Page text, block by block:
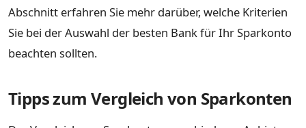
Abschnitt erfahren Sie mehr darüber, welche Kriterien
Sie bei der Auswahl der besten Bank für Ihr Sparkonto
beachten sollten.
Tipps zum Vergleich von Sparkonten